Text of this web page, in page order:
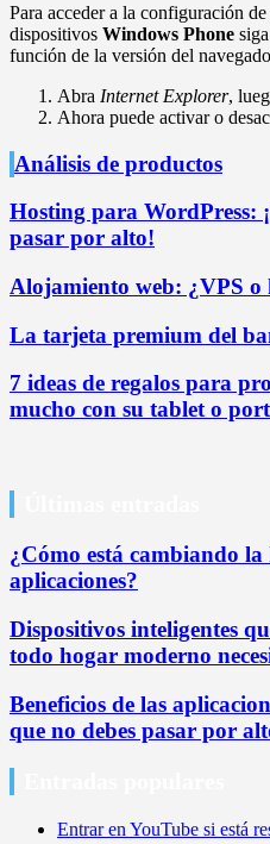
Para acceder a la configuración de
dispositivos Windows Phone
función de la versión del
Abra Internet Explorer,
Ahora puede activar o
Análisis de productos
Hosting para WordPress:
pasar por alto!
Alojamiento web: ¿VPS
La tarjeta premium del
7 ideas de regalos para
mucho con su tablet o
¿Cómo está cambiando
aplicaciones?
Dispositivos inteligentes
todo hogar moderno
Beneficios de las
que no debes pasar por
Entrar en YouTube si está